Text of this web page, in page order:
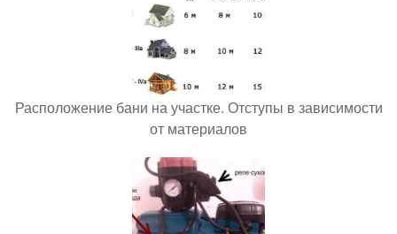
Расположение бани на участке. Отступы в зависимости
от материалов